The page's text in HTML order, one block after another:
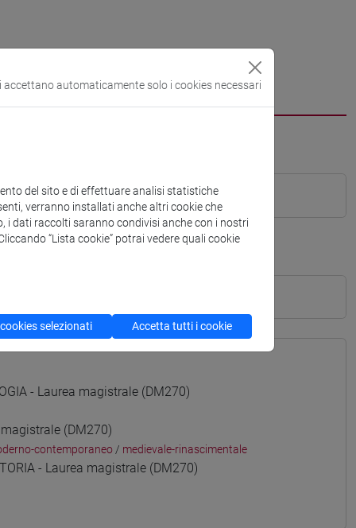
- Laurea magistrale (DM270)
magistrale (DM270)
contemporaneo / medievale-rinascimentale
- Laurea magistrale (DM270)
automaticamente solo i cookies necessari
del sito e di effettuare analisi statistiche
verranno installati anche altri cookie che
i dati raccolti saranno condivisi anche con i nostri
“Lista cookie” potrai vedere quali cookie
selezionati Accetta tutti i cookie